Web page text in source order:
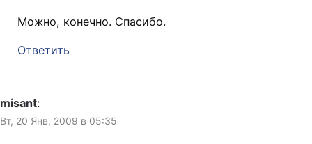
Можно, конечно. Спасибо.
Ответить
misant:
Вт, 20 Янв, 2009 в 05:35